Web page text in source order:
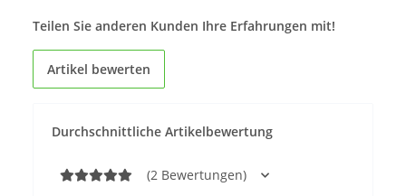
Durchschnittliche Artikelbewertung
(2 Bewertungen)
Teilen Sie anderen Kunden Ihre Erfahrungen mit!
Artikel bewerten